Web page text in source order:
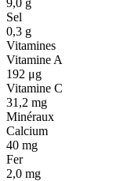
9,0 g
Sel
0,3 g
Vitamines
Vitamine A
192 μg
Vitamine C
31,2 mg
Minéraux
Calcium
40 mg
Fer
2,0 mg